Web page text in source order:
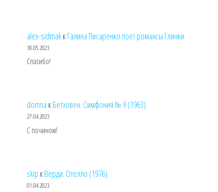
alex-sidmakкГалина Писаренко поет романсы Глинки
18.05.2023
Спасибо!
domna кБетховен. Симфония № 9 (1963)
27.04.2023
С почином!
skip кВерди. Отелло (1976)
01.04.2023